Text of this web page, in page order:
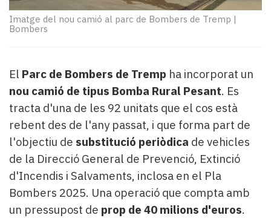
del
Pallars
Lo
més
llegit...
Editorial
Imatge del nou camió al parc de Bombers de Tremp |
Bombers
El Parc de Bombers de Tremp ha incorporat un
nou camió de tipus Bomba Rural Pesant. Es
tracta d'una de les 92 unitats que el cos està
rebent des de l'any passat, i que forma part de
l'objectiu de substitució periòdica de vehicles
de la Direcció General de Prevenció, Extinció
d'Incendis i Salvaments, inclosa en el Pla
Bombers 2025. Una operació que compta amb
un pressupost de prop de 40 milions d'euros.